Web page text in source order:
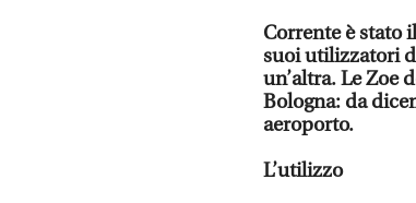
Corrente è stato
suoi utilizzatori
un’altra. Le Zoe
Bologna: da
aeroporto.
L’utilizzo